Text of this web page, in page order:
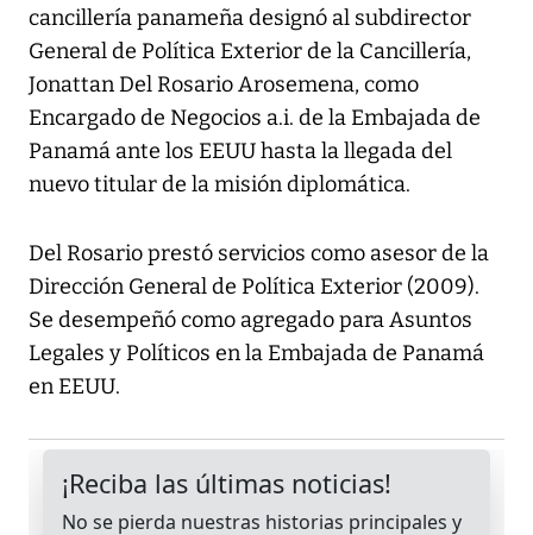
cancillería panameña designó al subdirector
General de Política Exterior de la Cancillería,
Jonattan Del Rosario Arosemena, como
Encargado de Negocios a.i. de la Embajada de
Panamá ante los EEUU hasta la llegada del
nuevo titular de la misión diplomática.
Del Rosario prestó servicios como asesor de la
Dirección General de Política Exterior (2009).
Se desempeñó como agregado para Asuntos
Legales y Políticos en la Embajada de Panamá
en EEUU.